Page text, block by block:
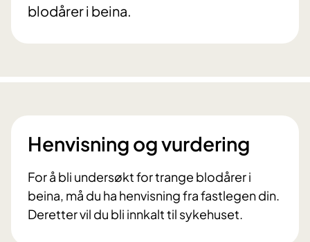
blodårer i beina.
Henvisning og vurdering
For å bli undersøkt for trange blodårer i
beina, må du ha henvisning fra fastlegen din.
Deretter vil du bli innkalt til sykehuset.